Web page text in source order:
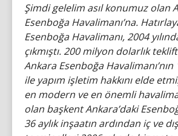
Şimdi gelelim asıl konumuz olan
Esenboğa Havalimanı’na.
Esenboğa Havalimanı, 2004
çıkmıştı. 200 milyon dolarlık
Ankara Esenboğa Havalimanı’nın
ile yapım işletim hakkını elde
en modern ve en önemli
olan başkent Ankara’daki
36 aylık inşaatın ardından iç ve